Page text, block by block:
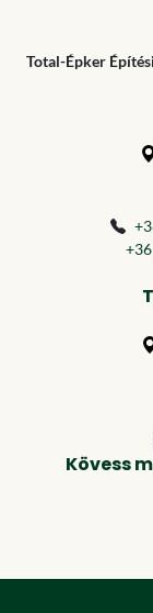
Total-Épker
Kövess